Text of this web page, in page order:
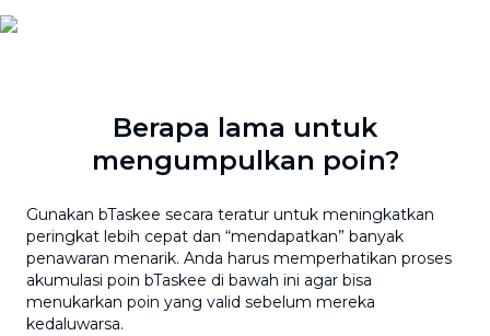
Berapa lama untuk
mengumpulkan poin?
Gunakan bTaskee secara teratur untuk meningkatkan
peringkat lebih cepat dan “mendapatkan” banyak
penawaran menarik. Anda harus memperhatikan proses
akumulasi poin bTaskee di bawah ini agar bisa
menukarkan poin yang valid sebelum mereka
kedaluwarsa.